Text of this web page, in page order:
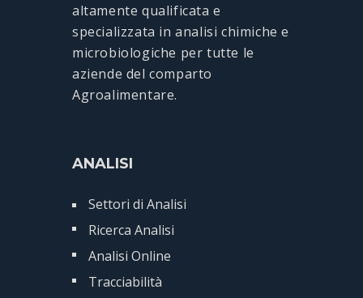
altamente qualificata e
specializzata in analisi chimiche e
microbiologiche per tutte le
aziende del comparto
Agroalimentare.
ANALISI
Settori di Analisi
Ricerca Analisi
Analisi Online
Tracciabilità